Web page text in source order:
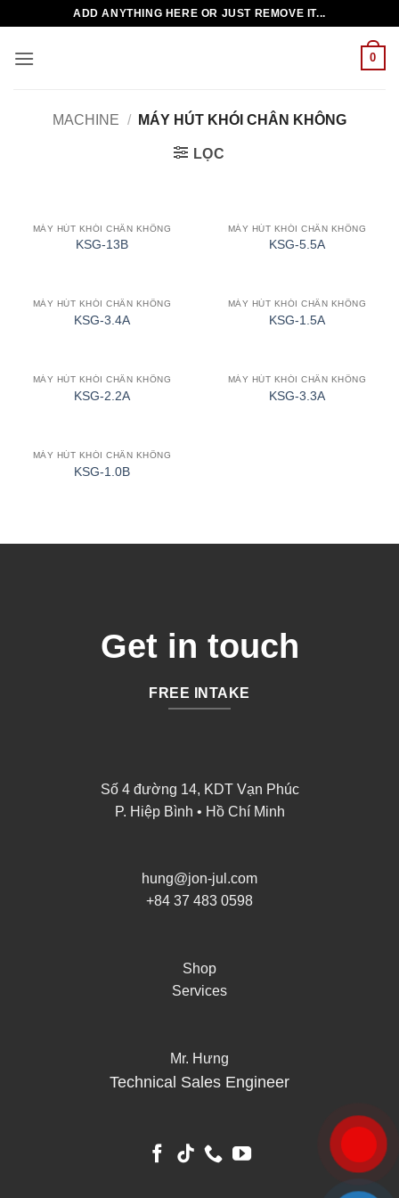
nội
ADD ANYTHING HERE OR JUST REMOVE IT...
0
MACHINE / MÁY HÚT KHÓI CHÂN KHÔNG
LỌC
MÁY HÚT KHÓI CHÂN KHÔNG
KSG-13B
MÁY HÚT KHÓI CHÂN KHÔNG
KSG-5.5A
MÁY HÚT KHÓI CHÂN KHÔNG
KSG-3.4A
MÁY HÚT KHÓI CHÂN KHÔNG
KSG-1.5A
MÁY HÚT KHÓI CHÂN KHÔNG
KSG-2.2A
MÁY HÚT KHÓI CHÂN KHÔNG
KSG-3.3A
MÁY HÚT KHÓI CHÂN KHÔNG
KSG-1.0B
Get in touch
FREE INTAKE
Số 4 đường 14, KDT Vạn Phúc
P. Hiệp Bình • Hồ Chí Minh
hung@jon-jul.com
+84 37 483 0598
Shop
Services
Mr. Hưng
Technical Sales Engineer